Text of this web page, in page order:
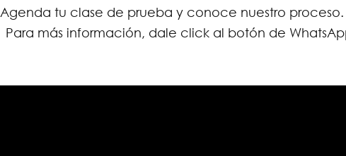
Agenda tu clase de prueba y conoce nuestro proceso.
Para más información, dale click al botón de